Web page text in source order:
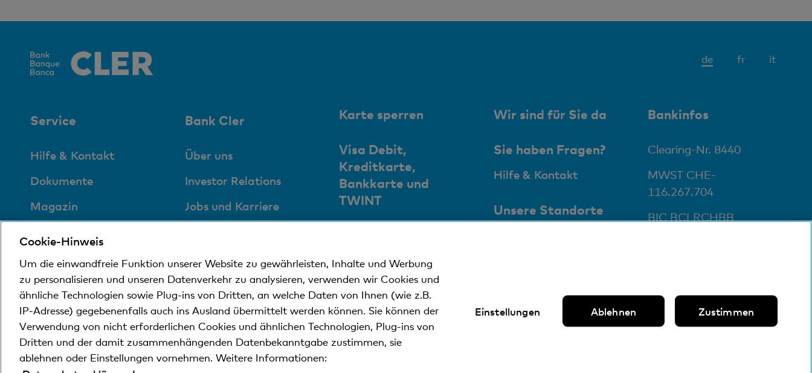
deAktives
fr it
Service
Hilfe & Kontakt
Dokumente
Magazin
Medien
Sozial und
umweltfreundlich
Bank Cler
Über uns
Investor Relations
Jobs und Karriere
Blog
Karte sperren
Visa Debit,
Kreditkarte,
Bankkarte und
TWINT
+41 (0)800 88 99 66
Wir sind für Sie da
Sie haben Fragen?
Hilfe & Kontakt
Unsere Standorte
Bankinfos
Clearing-Nr. 8440
MWST CHE-
116.267.704
BIC BCLRCHBB
© Bank Cler AGRechtliche Bedingungen und HinweiseDatenschutzerklärung
Cookie-Hinweis
Um die einwandfreie Funktion unserer Website zu gewährleisten, Inhalte und Werbung
zu personalisieren und unseren Datenverkehr zu analysieren, verwenden wir Cookies und
ähnliche Technologien sowie Plug-ins von Dritten, an welche Daten von Ihnen (wie z.B.
IP-Adresse) gegebenenfalls auch ins Ausland übermittelt werden können. Sie können der
Verwendung von nicht erforderlichen Cookies und ähnlichen Technologien, Plug-ins von
Dritten und der damit zusammenhängenden Datenbekanntgabe zustimmen, sie
ablehnen oder Einstellungen vornehmen. Weitere Informationen:
Einstellungen Ablehnen Zustimmen